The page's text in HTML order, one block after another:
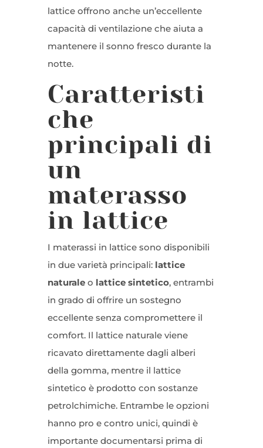
lattice offrono anche un’eccellente
capacità di ventilazione che aiuta a
mantenere il sonno fresco durante la
notte.
Caratteristi
che
principali di
un
materasso
in lattice
I materassi in lattice sono disponibili
in due varietà principali: lattice
naturaleo lattice sintetico, entrambi
in grado di offrire un sostegno
eccellente senza compromettere il
comfort. Il lattice naturale viene
ricavato direttamente dagli alberi
della gomma, mentre il lattice
sintetico è prodotto con sostanze
petrolchimiche. Entrambe le opzioni
hanno pro e contro unici, quindi è
importante documentarsi prima di